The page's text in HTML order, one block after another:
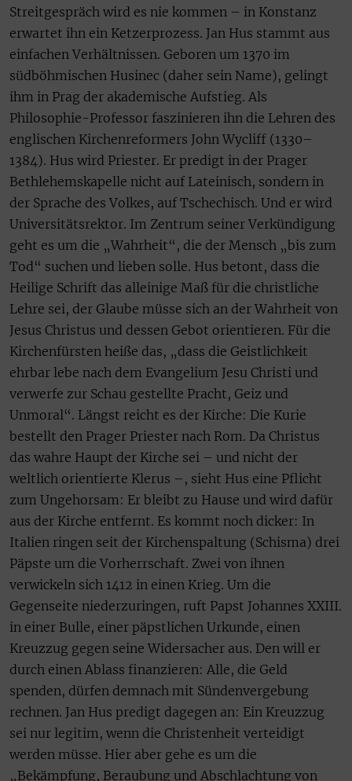
Streitgespräch wird es nie kommen – in Konstanz
erwartet ihn ein Ketzerprozess. Jan Hus stammt aus
einfachen Verhältnissen. Geboren um 1370 im
südböhmischen Husinec (daher sein Name), gelingt
ihm in Prag der akademische Aufstieg. Als
Philosophie-Professor faszinieren ihn die Lehren des
englischen Kirchenreformers John Wycliff (1330–
1384). Hus wird Priester. Er predigt in der Prager
Bethlehemskapelle nicht auf Lateinisch, sondern in
der Sprache des Volkes, auf Tschechisch. Und er wird
Universitätsrektor. Im Zentrum seiner Verkündigung
geht es um die „Wahrheit“, die der Mensch „bis zum
Tod“ suchen und lieben solle. Hus betont, dass die
Heilige Schrift das alleinige Maß für die christliche
Lehre sei, der Glaube müsse sich an der Wahrheit von
Jesus Christus und dessen Gebot orientieren. Für die
Kirchenfürsten heiße das, „dass die Geistlichkeit
ehrbar lebe nach dem Evangelium Jesu Christi und
verwerfe zur Schau gestellte Pracht, Geiz und
Unmoral“. Längst reicht es der Kirche: Die Kurie
bestellt den Prager Priester nach Rom. Da Christus
das wahre Haupt der Kirche sei – und nicht der
weltlich orientierte Klerus –, sieht Hus eine Pflicht
zum Ungehorsam: Er bleibt zu Hause und wird dafür
aus der Kirche entfernt. Es kommt noch dicker: In
Italien ringen seit der Kirchenspaltung (Schisma) drei
Päpste um die Vorherrschaft. Zwei von ihnen
verwickeln sich 1412 in einen Krieg. Um die
Gegenseite niederzuringen, ruft Papst Johannes XXIII.
in einer Bulle, einer päpstlichen Urkunde, einen
Kreuzzug gegen seine Widersacher aus. Den will er
durch einen Ablass finanzieren: Alle, die Geld
spenden, dürfen demnach mit Sündenvergebung
rechnen. Jan Hus predigt dagegen an: Ein Kreuzzug
sei nur legitim, wenn die Christenheit verteidigt
werden müsse. Hier aber gehe es um die
„Bekämpfung, Beraubung und Abschlachtung von